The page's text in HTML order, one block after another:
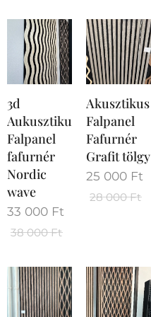
3d
Aukusztikus
Falpanel
fafurnér
Nordic
wave
33 000 Ft
38 000Ft
Akusztikus
Falpanel
Fafurnér
Grafit tölgy
25 000 Ft
28 000Ft